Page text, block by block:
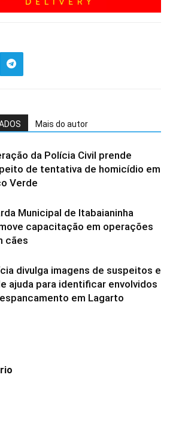
Mais do autor
da Polícia Civil prende
de tentativa de homicídio em
Verde
Municipal de Itabaianinha
capacitação em operações
cães
divulga imagens de suspeitos e
ajuda para identificar envolvidos
em Lagarto